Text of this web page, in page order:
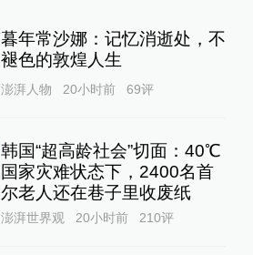
暮年常沙娜：记忆消逝处，不
褪色的敦煌人生
澎湃人物 20小时前 69评
韩国“超高龄社会”切面：40℃
国家灾难状态下，2400名首
尔老人还在巷子里收废纸
澎湃世界观 20小时前 210评